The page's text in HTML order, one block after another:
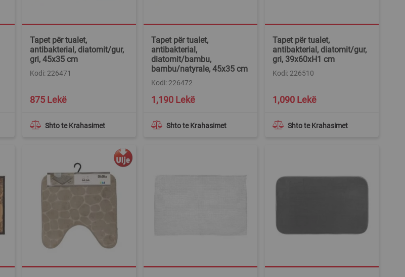
Tapet për tualet,
antibakterial, diatomit/gur,
gri, 45x35 cm
Kodi: 226471
Shto te Krahasimet
875 Lekë
Tapet për tualet,
antibakterial,
diatomit/bambu,
bambu/natyrale, 45x35 cm
Kodi: 226472
Shto te Krahasimet
1,190 Lekë
Tapet për tualet,
antibakterial, diatomit/gur,
gri, 39x60xH1 cm
Kodi: 226510
Shto te Krahasimet
1,090 Lekë